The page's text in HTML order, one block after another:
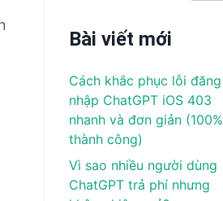
Bài viết mới
Cách khắc phục lỗi đăng
nhập ChatGPT iOS 403
nhanh và đơn giản (100%
thành công)
Vì sao nhiều người dùng
ChatGPT trả phí nhưng